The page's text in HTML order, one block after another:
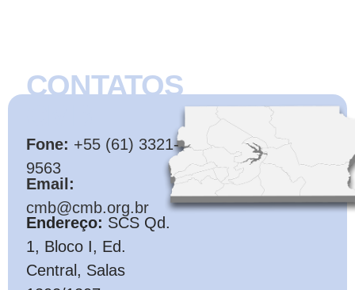
CONTATOS
Fone: +55 (61) 3321-
9563
Email:
cmb@cmb.org.br
Endereço: SCS Qd.
1, Bloco I, Ed.
Central, Salas